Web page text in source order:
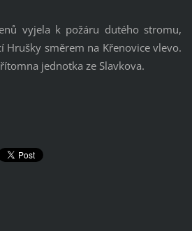
vyjela k požáru dutého stromu,
Hrušky směrem na Křenovice vlevo.
jednotka ze Slavkova.